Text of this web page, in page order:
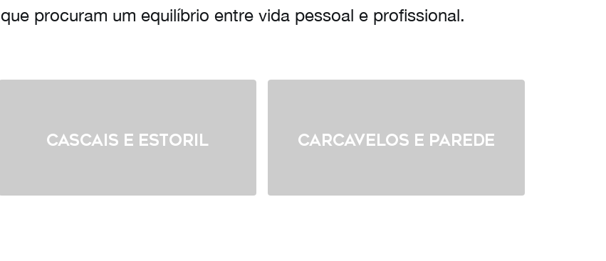
que procuram um equilíbrio entre vida pessoal e profissional.
Cascais e Estoril Carcavelos e Parede